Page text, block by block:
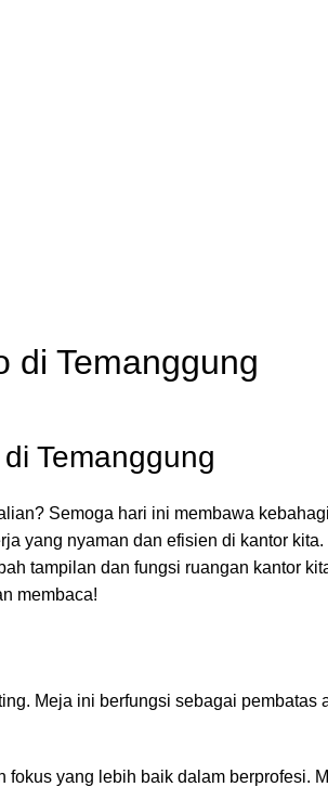
di Temanggung
Temanggung
Semoga hari ini membawa
yang nyaman dan efisien di kantor
tampilan dan fungsi ruangan kantor
membaca!
Meja ini berfungsi sebagai pembatas
yang lebih baik dalam berprofesi.